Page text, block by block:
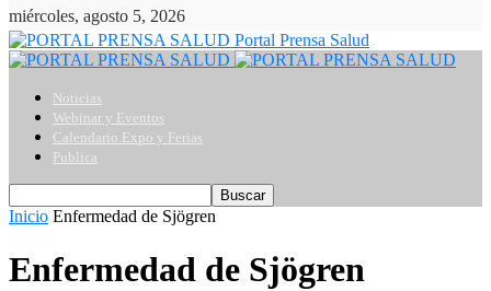
miércoles, agosto 5, 2026
Portal Prensa Salud
Noticias
Webinar y Eventos
Calendario Expo y Ferias
Publica
Inicio Enfermedad de Sjögren
Enfermedad de Sjögren